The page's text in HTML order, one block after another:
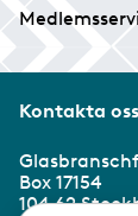
Kontakta oss
Box 17154
104 62